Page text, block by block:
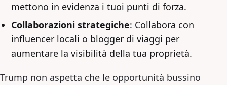
mettono in evidenza i tuoi punti di forza.
Collaborazioni strategiche: Collabora con
influencer locali o blogger di viaggi per
aumentare la visibilità della tua proprietà.
Trump non aspetta che le opportunità bussino